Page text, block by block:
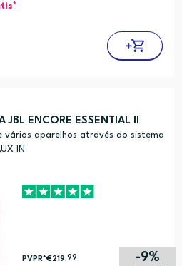
ENCORE ESSENTIAL II
vários aparelhos através do sistema
IN
-9%
PVPR*€219,99